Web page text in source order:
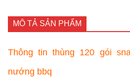
MÔ TẢ SẢN PHẨM
Thông tin thùng 120 gói
nướng bbq